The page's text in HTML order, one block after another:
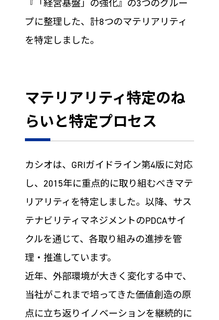
『「経営基盤」の強化』の3つのグルー
プに整理した、計8つのマテリアリティ
を特定しました。
マテリアリティ特定のね
らいと特定プロセス
カシオは、GRIガイドライン第4版に対応
し、2015年に重点的に取り組むべきマテ
リアリティを特定しました。以降、サス
テナビリティマネジメントのPDCAサイ
クルを通じて、各取り組みの進捗を管
理・推進しています。
近年、外部環境が大きく変化する中で、
当社がこれまで培ってきた価値創造の原
点に立ち返りイノベーションを継続的に